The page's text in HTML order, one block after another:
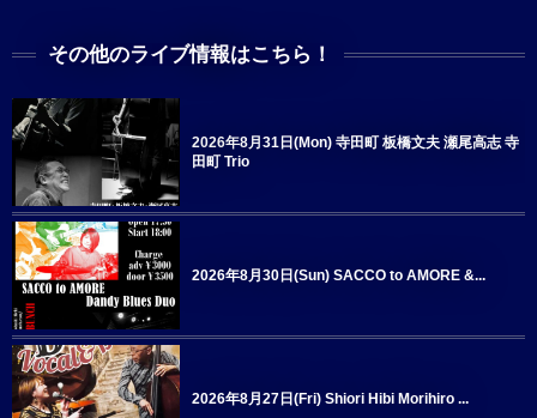
その他のライブ情報はこちら！
2026年8月31日(Mon) 寺田町 板橋文夫 瀬尾高志 寺
田町 Trio
2026年8月30日(Sun) SACCO to AMORE &...
2026年8月27日(Fri) Shiori Hibi Morihiro ...